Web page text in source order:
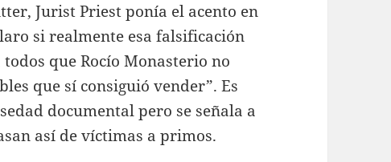
Jurist Priest ponía el acento en
si realmente esa falsificación
que Rocío Monasterio no
que sí consiguió vender”. Es
documental pero se señala a
así de víctimas a primos.